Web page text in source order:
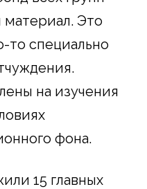
материал. Это
то специально
на изучения
фона.
15 главных